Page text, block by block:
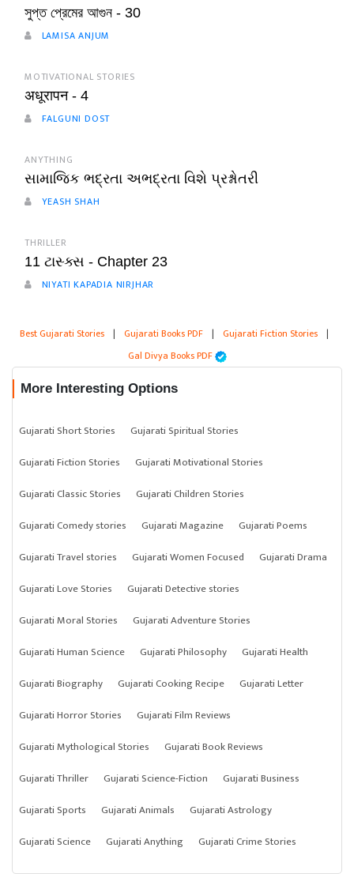
সুপ্ত প্রেমের আগুন - 30
LAMISA ANJUM
MOTIVATIONAL STORIES
अधूरापन - 4
FALGUNI DOST
ANYTHING
સામાજિક ભદ્રતા અભદ્રતા વિશે પ્રશ્નોતરી
YEASH SHAH
THRILLER
11 ટાસ્ક્સ - Chapter 23
NIYATI KAPADIA NIRJHAR
Best Gujarati Stories | Gujarati Books PDF | Gujarati Fiction Stories |
Gal Divya Books PDF
More Interesting Options
Gujarati Short Stories
Gujarati Spiritual Stories
Gujarati Fiction Stories
Gujarati Motivational Stories
Gujarati Classic Stories
Gujarati Children Stories
Gujarati Comedy stories
Gujarati Magazine
Gujarati Poems
Gujarati Travel stories
Gujarati Women Focused
Gujarati Drama
Gujarati Love Stories
Gujarati Detective stories
Gujarati Moral Stories
Gujarati Adventure Stories
Gujarati Human Science
Gujarati Philosophy
Gujarati Health
Gujarati Biography
Gujarati Cooking Recipe
Gujarati Letter
Gujarati Horror Stories
Gujarati Film Reviews
Gujarati Mythological Stories
Gujarati Book Reviews
Gujarati Thriller
Gujarati Science-Fiction
Gujarati Business
Gujarati Sports
Gujarati Animals
Gujarati Astrology
Gujarati Science
Gujarati Anything Gujarati Crime Stories